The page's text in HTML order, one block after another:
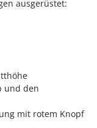
ausgerüstet:
und den
mit rotem Knopf